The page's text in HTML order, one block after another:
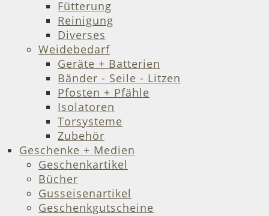
Fütterung
Reinigung
Diverses
Weidebedarf
Geräte + Batterien
Bänder - Seile - Litzen
Pfosten + Pfähle
Isolatoren
Torsysteme
Zubehör
Geschenke + Medien
Geschenkartikel
Bücher
Gusseisenartikel
Geschenkgutscheine